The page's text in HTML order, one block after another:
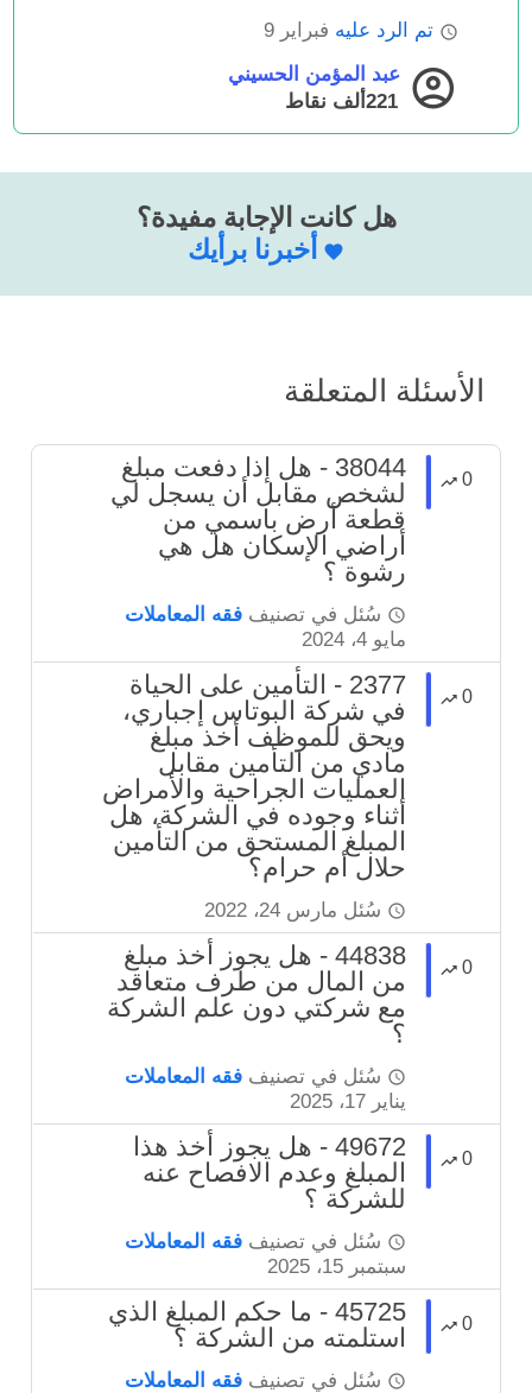
تم الرد عليه فبراير 9
عبد المؤمن الحسيني
221ألف
نقاط
هل كانت الإجابة مفيدة؟
أخبرنا برأيك
الأسئلة المتعلقة
0
38044 - هل إذا دفعت مبلغ
لشخص مقابل أن يسجل لي
قطعة أرض باسمي من
أراضي الإسكان هل هي
رشوة ؟
سُئل في تصنيففقه المعاملات
مايو 4، 2024
0
2377 - التأمين على الحياة
في شركة البوتاس إجباري،
ويحق للموظف أخذ مبلغ
مادي من التأمين مقابل
العمليات الجراحية والأمراض
أثناء وجوده في الشركة، هل
المبلغ المستحق من التأمين
حلال أم حرام؟
سُئل مارس 24، 2022
0
44838 - هل يجوز أخذ مبلغ
من المال من طرف متعاقد
مع شركتي دون علم الشركة
؟
سُئل في تصنيففقه المعاملات
يناير 17، 2025
0
49672 - هل يجوز أخذ هذا
المبلغ وعدم الافصاح عنه
للشركة ؟
سُئل في تصنيففقه المعاملات
سبتمبر 15، 2025
0
45725 - ما حكم المبلغ الذي
استلمته من الشركة ؟
سُئل في تصنيففقه المعاملات